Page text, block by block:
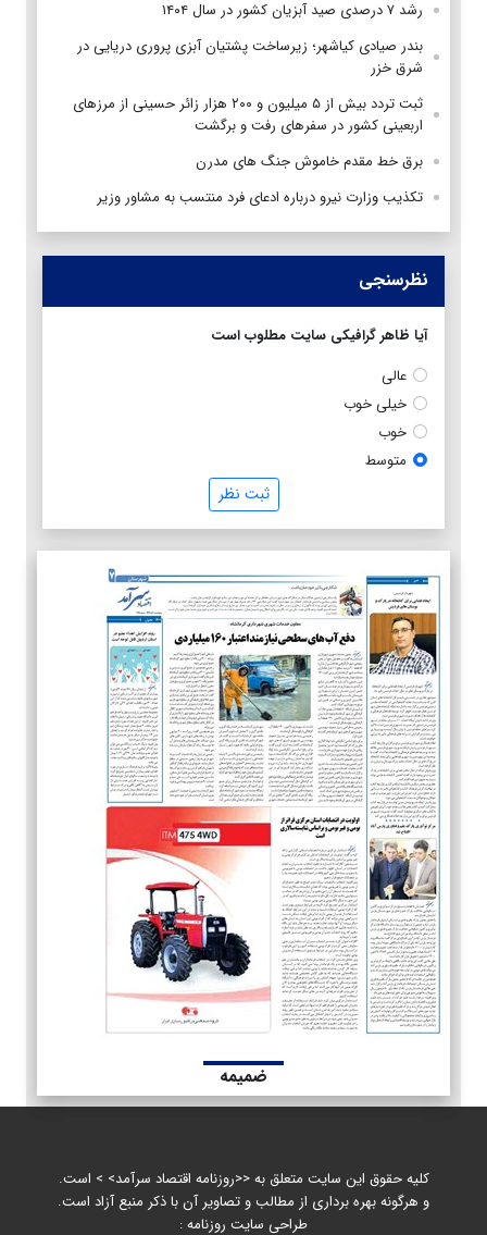
رشد ۷ درصدی صید آبزیان کشور در سال ۱۴۰۴
بندر صیادی کیاشهر؛ زیرساخت پشتیان آبزی پروری دریایی در
شرق خزر
ثبت تردد بیش از ۵ میلیون و ۲۰۰ هزار زائر حسینی از مرزهای
اربعینی کشور در سفرهای رفت و برگشت
برق خط مقدم خاموش جنگ های مدرن
تکذیب وزارت نیرو درباره ادعای فرد منتسب به مشاور وزیر
نظرسنجی
آیا ظاهر گرافیکی سایت مطلوب است
عالی
خیلی خوب
خوب
متوسط
ثبت نظر
ضمیمه
کلیه حقوق این سایت متعلق به <<روزنامه اقتصاد سرآمد> > است.
و هرگونه بهره برداری از مطالب و تصاویر آن با ذکر منبع آزاد است.
طراحی سایت روزنامه :